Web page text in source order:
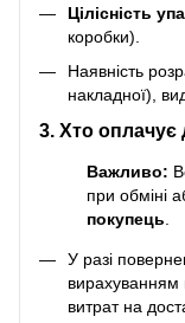
Цілісність
коробки).
Наявність
накладної),
3. Хто оплачує
Важливо:
при обміні
покупець.
У разі
вирахуванням
витрат на